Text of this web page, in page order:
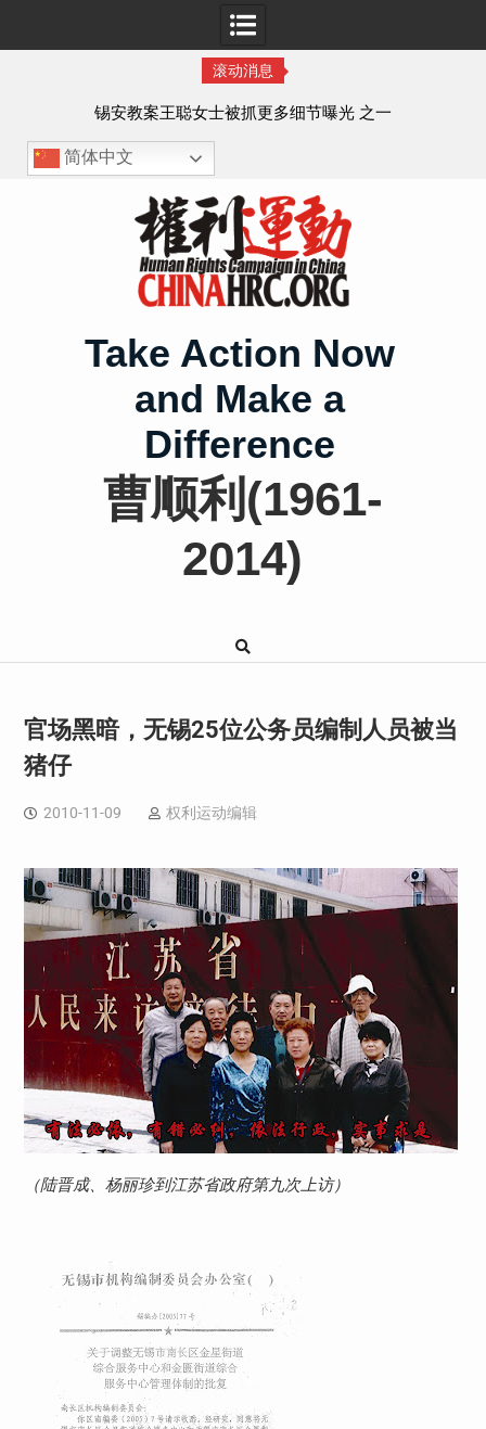
滚动消息
锡安教案王聪女士被抓更多细节曝光 之一
简体中文
Take Action Now
and Make a
Difference
曹顺利(1961-
2014)
官场黑暗，无锡25位公务员编制人员被当
猪仔
2010-11-09 权利运动编辑
（陆晋成、杨丽珍到江苏省政府第九次上访）